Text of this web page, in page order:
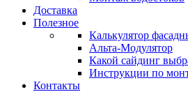
Доставка
Полезное
Калькулятор
Альта-Модулятор
Какой сайдинг
Инструкции по
Контакты